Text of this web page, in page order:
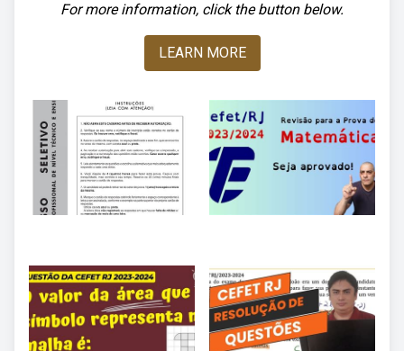
For more information, click the button below.
LEARN MORE